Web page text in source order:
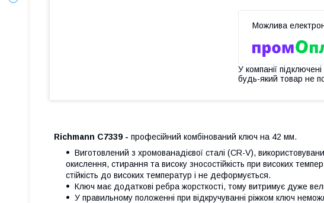
У компанії
будь-який товар не
Richmann C7339 - професійний комбінований ключ на 42 мм.
Виготовлений з хромованадієвої сталі (CR-V),
окислення, стирання та високу зносостійкість при високих
стійкість до високих температур і не деформується.
Ключ має додаткові ребра жорсткості, тому витримує дуже
У правильному положенні при відкручуванні ріжком ключ